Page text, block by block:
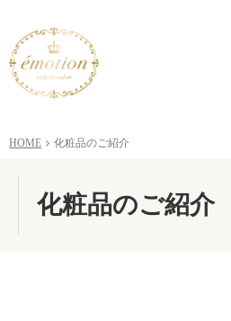
HOME 化粧品のご紹介
化粧品のご紹介